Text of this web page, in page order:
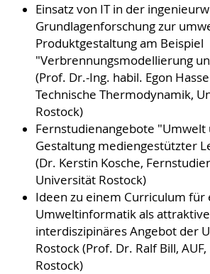
Einsatz von IT in der
Grundlagenforschung zur
Produktgestaltung am Beispiel
"Verbrennungsmodellierung
(Prof. Dr.-Ing. habil. Egon
Technische Thermodynamik,
Rostock)
Fernstudienangebote "Umwelt
Gestaltung mediengestützter
(Dr. Kerstin Kosche,
Universität Rostock)
Ideen zu einem Curriculum für
Umweltinformatik als
interdiszipinäres Angebot der
Rostock (Prof. Dr. Ralf Bill,
Rostock)